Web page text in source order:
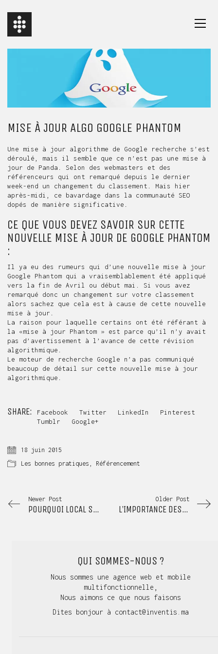
MISE À JOUR ALGO GOOGLE PHANTOM
Une mise à jour algorithme de Google recherche s’est
déroulé, mais il semble que ce n’est pas une mise à
jour de Panda. Selon des webmasters et des
référenceurs qui ont remarqué depuis le dernier
week-end un changement du classement. Mais hier
après-midi, ce bavardage dans la communauté SEO
dopés de manière significative.
CE QUE VOUS DEVEZ SAVOIR SUR CETTE
NOUVELLE MISE À JOUR DE GOOGLE PHANTOM
:
Il ya eu des rumeurs qui d’une nouvelle mise à jour
Google Phantom qui a vraisemblablement été appliqué
vers la fin de Avril ou début mai. Si vous avez
remarqué donc un changement sur votre classement
alors sachez que cela est à cause de cette nouvelle
mise à jour.
La raison pour laquelle certains ont été référant à
la «mise à jour Phantom » est parce qu’il n’y avait
pas d’avertissement à l’avance de cette révision
algorithmique.
Le moteur de recherche Google n’a pas communiqué
beaucoup de détail sur cette nouvelle mise à jour
algorithmique.
SHARE: Facebook Twitter LinkedIn
Pinterest
Tumblr
Google+
18 juin 2015
Les bonnes pratiques
Référencement
Newer Post
POURQUOI LOCAL SEO VA DEVENIR ENCORE PLUS IMPORTANT?
Older Post
L’IMPORTANCE DES VIDÉOS POUR LES SITES DU E-COMMERCE
QUI SOMMES-NOUS ?
Nous sommes une agence web et mobile
multifonctionnelle,
Nous aimons ce que nous faisons
Dites bonjour à contact@inventis.ma